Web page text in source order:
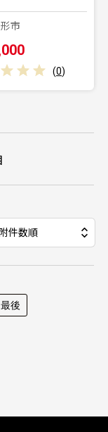
市
(0)
最後